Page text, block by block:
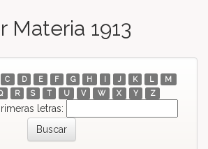
Materia 1913
C D E F G H I J K L
M
R S T U V W X Y Z
letras: